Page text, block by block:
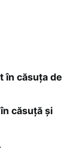
în căsuţa de
căsuţă şi
.